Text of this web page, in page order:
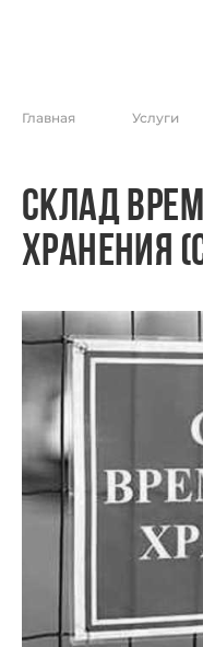
Склад
хранения
Главная Услуги